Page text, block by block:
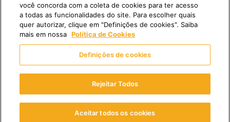
Fleury S.A. | CNPJ: 60.840.055/0001-31
Av. Santo Amaro, 4584 | São Paulo | SP | CEP: 04701-200
© 2024 Diagmax – Diagnósticos por Imagem – Todos os
direitos reservados.
você concorda com a coleta de cookies para ter acesso
a todas as funcionalidades do site. Para escolher quais
quer autorizar, clique em "Definições de cookies". Saiba
mais em nossa Política de Cookies
Definições de cookies
Rejeitar Todos
Aceitar todos os cookies